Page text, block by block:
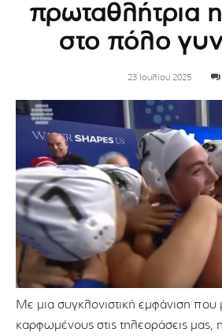
πρωταθλήτρια
στο πόλο
23 Ιουλίου 2025
Με μια συγκλονιστική εμφάνιση που
καρφωμένους στις τηλεοράσεις